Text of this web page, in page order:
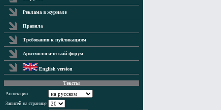
Реклама в журнале
Правила
Требования к публикациям
Аритмологический форум
English version
Тексты
Аннотации
Записей на странице